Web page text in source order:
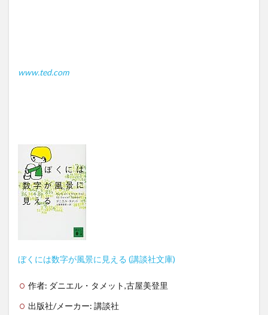
www.ted.com
ぼくには数字が風景に見える (講談社文庫)
作者: ダニエル・タメット,古屋美登里
出版社/メーカー: 講談社